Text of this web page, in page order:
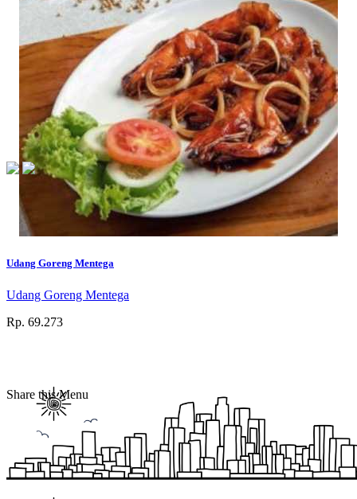
Udang Goreng Mentega
Udang Goreng Mentega
Rp. 69.273
Share this Menu